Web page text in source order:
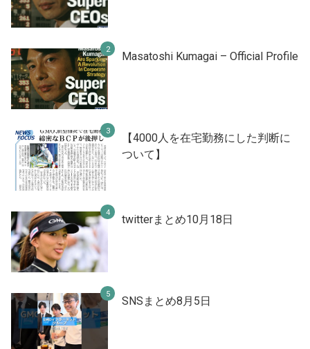
Masatoshi Kumagai – Official Profile
【4000人を在宅勤務にした判断に
ついて】
twitterまとめ10月18日
SNSまとめ8月5日